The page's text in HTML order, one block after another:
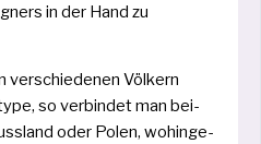
in der Hand zu
ver­schie­de­nen Völkern
so ver­bin­det man bei­
oder Polen, wohin­ge­